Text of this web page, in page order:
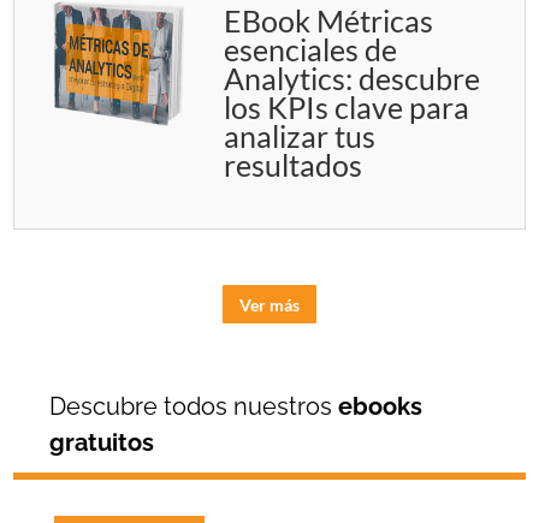
EBook Métricas
esenciales de
Analytics: descubre
los KPIs clave para
analizar tus
resultados
Ver más
Descubre todos nuestrosebooks
gratuitos